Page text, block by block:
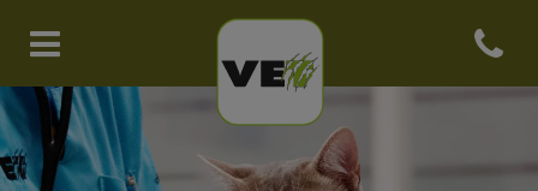
Page d'accueil de Clinique
Open